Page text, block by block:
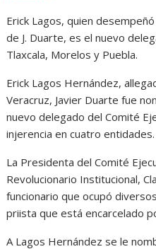
Erick Lagos, quien
de J. Duarte, es el nuevo
Tlaxcala, Morelos y Puebla.
Erick Lagos Hernández,
Veracruz, Javier Duarte fue
nuevo delegado del Comité
injerencia en cuatro entidades.
La Presidenta del Comité
Revolucionario Institucional,
funcionario que ocupó
priista que está encarcelado
A Lagos Hernández se le